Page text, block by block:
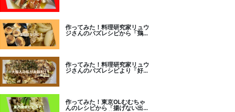
作ってみた！料理研究家リュウ
ジさんのバズレシピから「鶏の
作ってみた！料理研究家リュウ
ジさんのバズレシピより「好み
作ってみた！東京OLむむちゃ
んのレシピから「揚げない出汁